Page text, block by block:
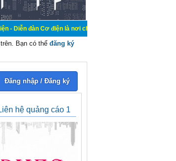
Cơ điện là nơi chia sẽ kiến thức kinh nghiệm trong lãnh
Bạn có thể đăng ký
Đăng nhập / Đăng ký
hệ quảng cáo 1